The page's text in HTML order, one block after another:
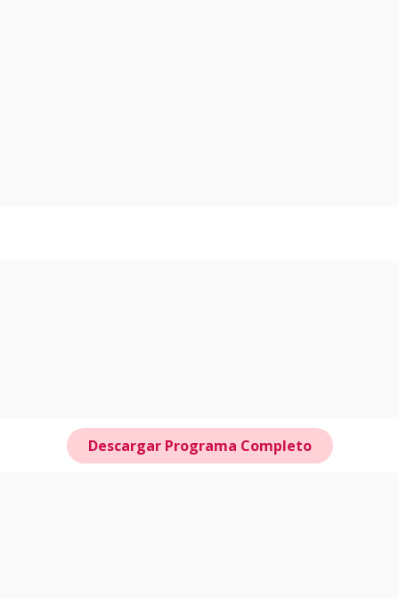
Descargar Programa Completo